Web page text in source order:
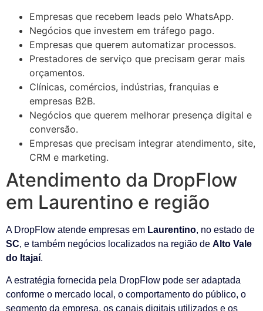
Empresas que recebem leads pelo WhatsApp.
Negócios que investem em tráfego pago.
Empresas que querem automatizar processos.
Prestadores de serviço que precisam gerar mais
orçamentos.
Clínicas, comércios, indústrias, franquias e
empresas B2B.
Negócios que querem melhorar presença digital e
conversão.
Empresas que precisam integrar atendimento, site,
CRM e marketing.
Atendimento da DropFlow
em Laurentino e região
A DropFlow atende empresas em Laurentino, no estado de
SC, e também negócios localizados na região de Alto Vale
do Itajaí.
A estratégia fornecida pela DropFlow pode ser adaptada
conforme o mercado local, o comportamento do público, o
segmento da empresa, os canais digitais utilizados e os